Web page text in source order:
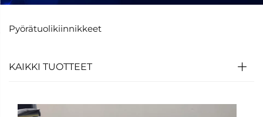
Pyörätuolikiinnikkeet
KAIKKI TUOTTEET